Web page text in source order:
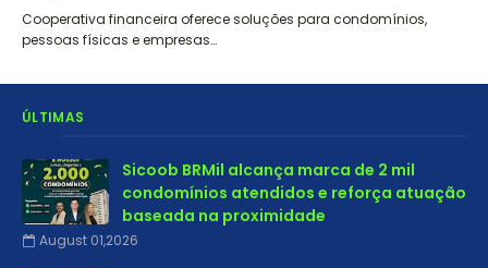
Cooperativa financeira oferece soluções para condomínios,
pessoas físicas e empresas…
ÚLTIMAS
Sicoob BRMil alcança marca de 2 mil
condomínios atendidos e reforça atuação
baseada na proximidade
August 01,2026